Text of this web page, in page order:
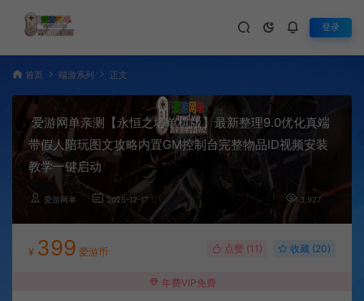
登录
首页 端游系列 正文
爱游网单亲测【永恒之塔单机版】最新整理9.0优化真端
带假人陪玩图文攻略内置GM控制台完整物品ID视频安装
教学一键启动
爱游网单 2025-12-17 3,927
¥ 399 爱游币 点赞 (11 ) 收藏 (20)
年费VIP免费